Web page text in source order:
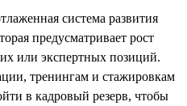
система развития
предусматривает рост
или экспертных позиций.
тренингам и стажировкам
в кадровый резерв, чтобы